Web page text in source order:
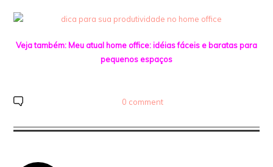
Veja também: Meu atual home office: idéias fáceis e baratas para
pequenos espaços
0 comment